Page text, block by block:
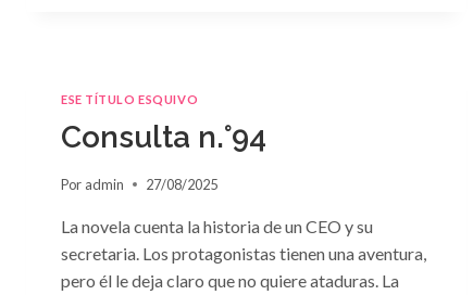
SUSAN
ESE TÍTULO ESQUIVO
Consulta n.°94
Por admin 27/08/2025
La novela cuenta la historia de un CEO y su
secretaria. Los protagonistas tienen una aventura,
pero él le deja claro que no quiere ataduras. La